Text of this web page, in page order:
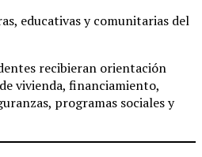
educativas y comunitarias del
recibieran orientación
vivienda, financiamiento,
programas sociales y